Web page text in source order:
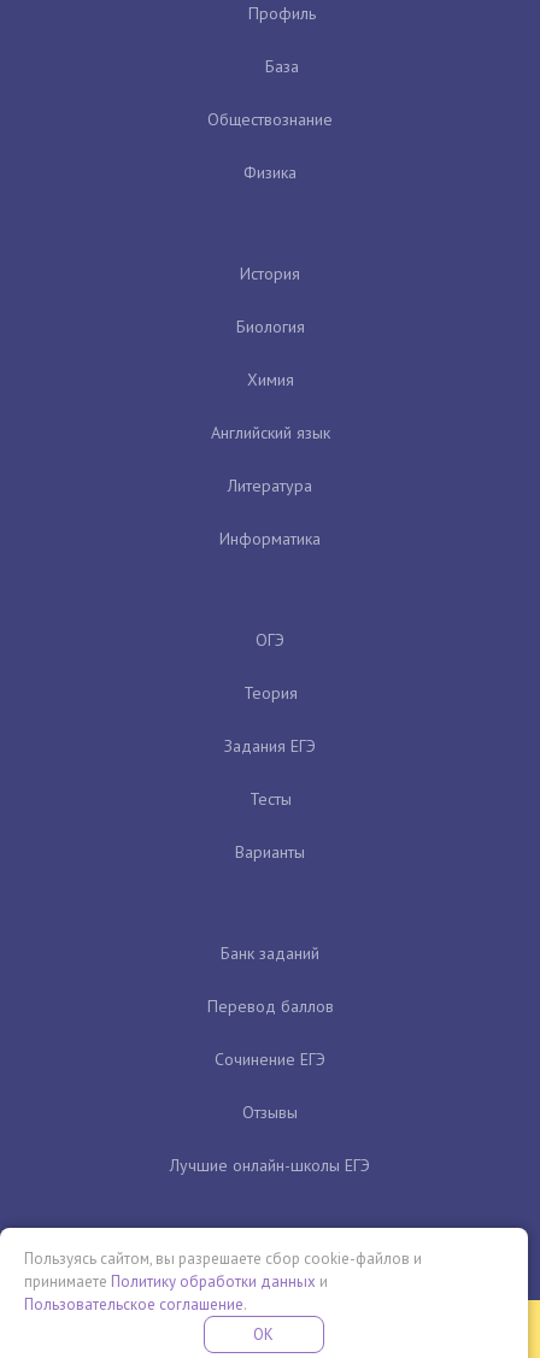
Профиль
База
Обществознание
Физика
История
Биология
Химия
Английский язык
Литература
Информатика
ОГЭ
Теория
Задания ЕГЭ
Тесты
Варианты
Банк заданий
Перевод баллов
Сочинение ЕГЭ
Отзывы
Лучшие онлайн-школы ЕГЭ
Бесплатная летняя школа
ПРОВЕДИ ЭТО ЛЕТО С ПОЛЬЗОЙ
Пользуясь сайтом, вы разрешаете сбор cookie-файлов и
принимаете Политику обработки данных и
Пользовательское соглашение.
OK